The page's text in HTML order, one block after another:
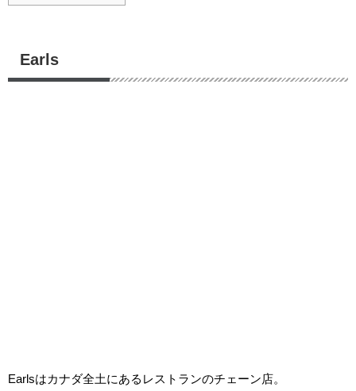
Earls
Earlsはカナダ全土にあるレストランのチェーン店。